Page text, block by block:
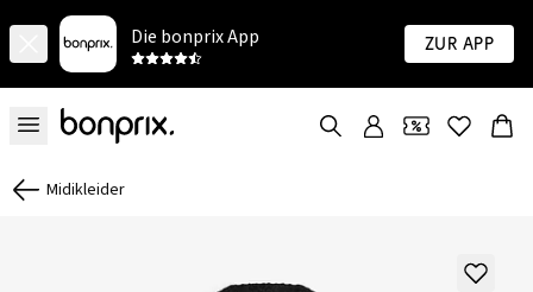
Die bonprix App Zur App
Midikleider